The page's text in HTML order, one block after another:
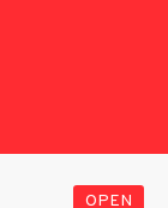
text andOPEN